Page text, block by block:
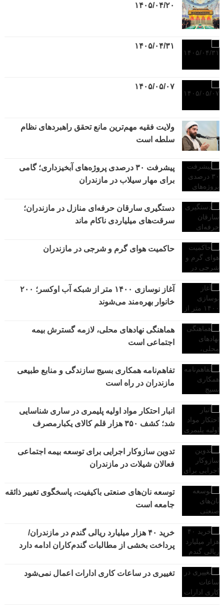
۱۴۰۵/۰۴/۲۰
۱۴۰۵/۰۴/۳۱
۱۴۰۵/۰۵/۰۷
ولایت فقیه مهم‌ترین مانع تحقق راهبردهای نظام
سلطه است
پیشرفت ۳۰ درصدی پروژه‌های آبخیزداری؛ گامی
برای مهار سیلاب در مازندران
دستگیری سارقان حرفه‌ای منازل در مازندران؛
سرقت‌های میلیاردی ناکام ماند
حاکمیت هوای گرم و شرجی در مازندران
آغاز نوسازی ۱۴۰۰ متر از شبکه آب اوکسر؛ ۲۰۰
خانوار بهره‌مند می‌شوند
هماهنگی نهادهای محلی، لازمه گسترش بیمه
اجتماعی است
تفاهم‌نامه همکاری بسیج سازندگی و منابع طبیعی
مازندران در راه است
انبار احتکار مواد اولیه پلیمری در ساری شناسایی
شد؛ کشف ۳۵۰ هزار قلم کالای یکبارمصرف
تدوین سازوکار اجرایی برای توسعه بیمه اجتماعی
فعالان شیلات در مازندران
توسعه نان‌های صنعتی باکیفیت، پاسخگوی تغییر ذائقه
جامعه است
خرید ۴۰ هزار میلیارد ریالی گندم در مازندران/
پرداخت بخشی از مطالبات گندم‌کاران ادامه دارد
تغییری در ساعات کاری ادارات اعمال نمی‌شود